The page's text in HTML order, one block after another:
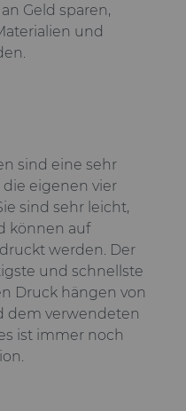
Geld sparen,
und
sind eine sehr
eigenen vier
sind sehr leicht,
können auf
werden. Der
und schnellste
Druck hängen von
dem verwendeten
ist immer noch